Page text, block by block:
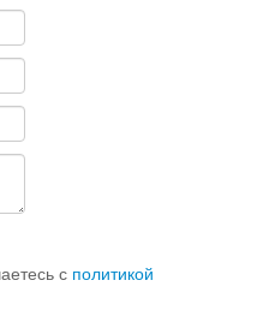
с политикой